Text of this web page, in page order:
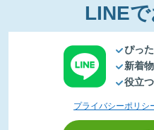
LINE
ぴっ
新着
役立
プライバシーポリシ